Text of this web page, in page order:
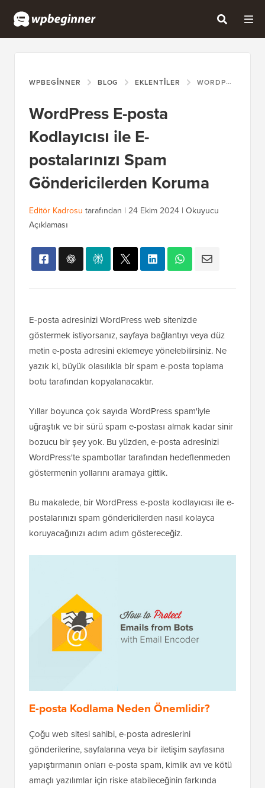
WPBEGINNER BLOG EKLENTILER WORDPRESS E-POSTA KODLAYICISI ILE E-POSTALARINIZI SPAM GÖNDERICILERDEN KORUMA
WordPress E-posta
Kodlayıcısı ile E-
postalarınızı Spam
Göndericilerden Koruma
Editör Kadrosu tarafından | 24 Ekim 2024 | Okuyucu
Açıklaması
E-posta adresinizi WordPress web sitenizde
göstermek istiyorsanız, sayfaya bağlantıyı veya düz
metin e-posta adresini eklemeye yönelebilirsiniz. Ne
yazık ki, büyük olasılıkla bir spam e-posta toplama
botu tarafından kopyalanacaktır.
Yıllar boyunca çok sayıda WordPress spam'iyle
uğraştık ve bir sürü spam e-postası almak kadar sinir
bozucu bir şey yok. Bu yüzden, e-posta adresinizi
WordPress'te spambotlar tarafından hedeflenmeden
göstermenin yollarını aramaya gittik.
Bu makalede, bir WordPress e-posta kodlayıcısı ile e-
postalarınızı spam göndericilerden nasıl kolayca
koruyacağınızı adım adım göstereceğiz.
E-posta Kodlama Neden Önemlidir?
Çoğu web sitesi sahibi, e-posta adreslerini
gönderilerine, sayfalarına veya bir iletişim sayfasına
yapıştırmanın onları e-posta spam, kimlik avı ve kötü
amaçlı yazılımlar için riske atabileceğinin farkında